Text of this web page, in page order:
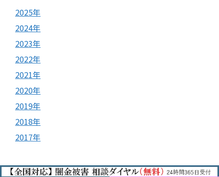
2025年
2024年
2023年
2022年
2021年
2020年
2019年
2018年
2017年